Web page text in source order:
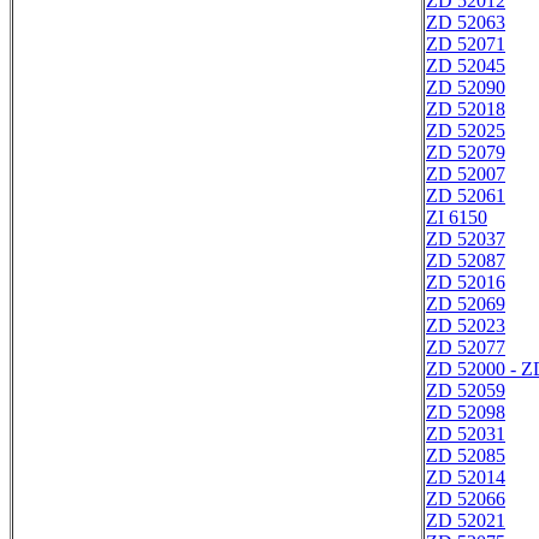
ZD 52063
ZD 52071
ZD 52045
ZD 52090
ZD 52018
ZD 52025
ZD 52079
ZD 52007
ZD 52061
ZI 6150
ZD 52037
ZD 52087
ZD 52016
ZD 52069
ZD 52023
ZD 52077
ZD 52000 -
ZD 52059
ZD 52098
ZD 52031
ZD 52085
ZD 52014
ZD 52066
ZD 52021